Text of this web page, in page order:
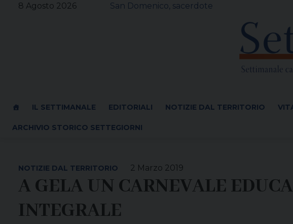
8 Agosto 2026 San Domenico, sacerdote
IL SETTIMANALE EDITORIALI NOTIZIE DAL TERRITORIO
ARCHIVIO STORICO SETTEGIORNI
2 Marzo 2019
NOTIZIE DAL TERRITORIO
A GELA UN CARNEVALE
INTEGRALE